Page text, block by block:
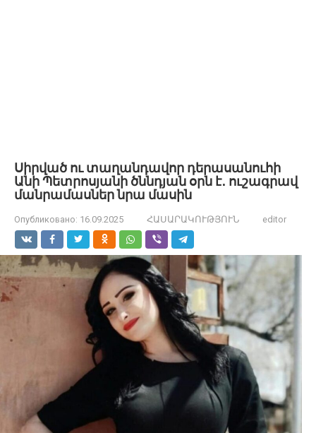
Սիրված ու տաղանդավոր դերասանուհի
Անի Պետրոսյանի ծննդյան օրն է․ ուշագրավ
մանրամասներ նրա մասին
Опубликовано: 16.09.2025 ՀԱՍԱՐԱԿՈՒԹՅՈՒՆ editor